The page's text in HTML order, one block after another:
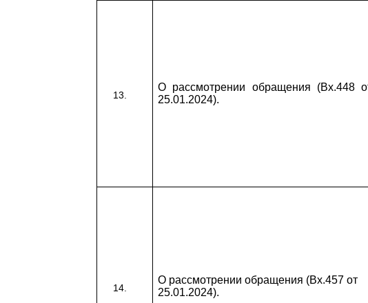
О рассмотрении обращения (Вх.448
25.01.2024).
О рассмотрении обращения (Вх.457 от
25.01.2024).